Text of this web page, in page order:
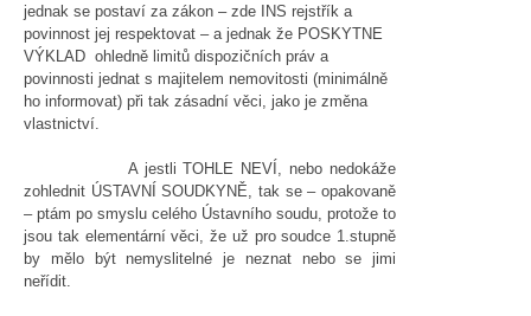
jednak se postaví za zákon – zde INS rejstřík a
povinnost jej respektovat – a jednak že POSKYTNE
VÝKLAD ohledně limitů dispozičních práv a
povinnosti jednat s majitelem nemovitosti (minimálně
ho informovat) při tak zásadní věci, jako je změna
vlastnictví.
A jestli TOHLE NEVÍ, nebo nedokáže
zohlednit ÚSTAVNÍ SOUDKYNĚ, tak se – opakovaně
– ptám po smyslu celého Ústavního soudu, protože to
jsou tak elementární věci, že už pro soudce 1.stupně
by mělo být nemyslitelné je neznat nebo se jimi
neřídit.